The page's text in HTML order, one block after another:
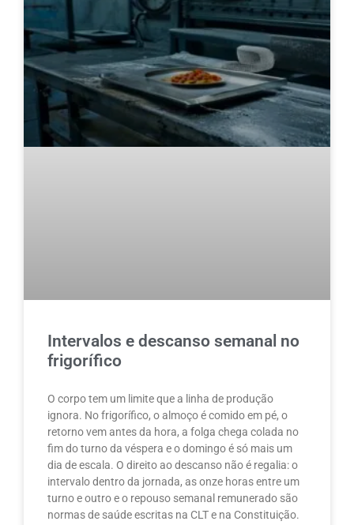
Intervalos e descanso semanal no
frigorífico
O corpo tem um limite que a linha de produção
ignora. No frigorífico, o almoço é comido em pé, o
retorno vem antes da hora, a folga chega colada no
fim do turno da véspera e o domingo é só mais um
dia de escala. O direito ao descanso não é regalia: o
intervalo dentro da jornada, as onze horas entre um
turno e outro e o repouso semanal remunerado são
normas de saúde escritas na CLT e na Constituição.